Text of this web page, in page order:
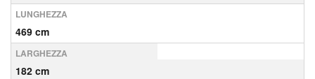
LUNGHEZZA
469 cm
LARGHEZZA
182 cm